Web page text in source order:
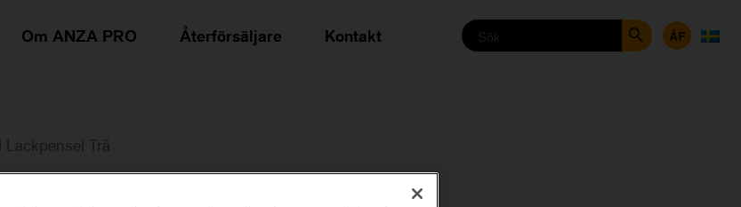
Om ANZA PRO Återförsäljare Kontakt
Lackpensel Trä